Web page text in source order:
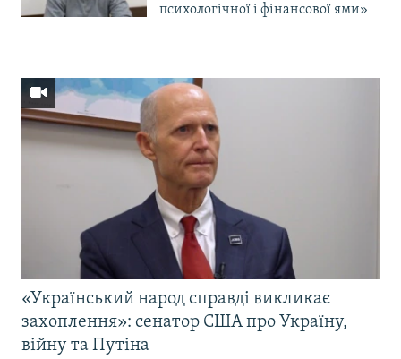
психологічної і фінансової ями»
«Український народ справді викликає
захоплення»: сенатор США про Україну,
війну та Путіна